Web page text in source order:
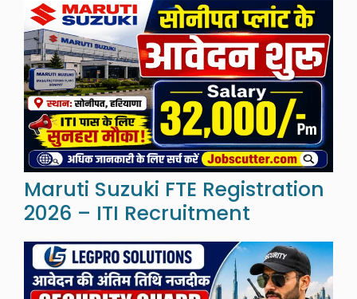
Maruti Suzuki FTE Registration
2026 – ITI Recruitment